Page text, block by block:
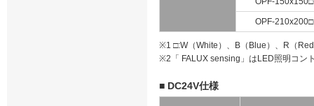
OPF-
※1 □:W（White）、B（Blue）、R（
※2「 FALUX sensing」はLED照明コン
■ DC24V仕様